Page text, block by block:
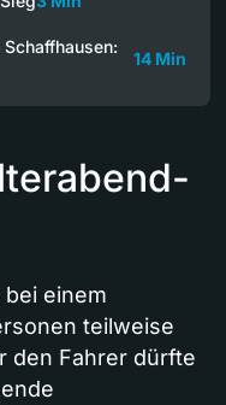
14 Min
einem
teilweise
den Fahrer dürfte